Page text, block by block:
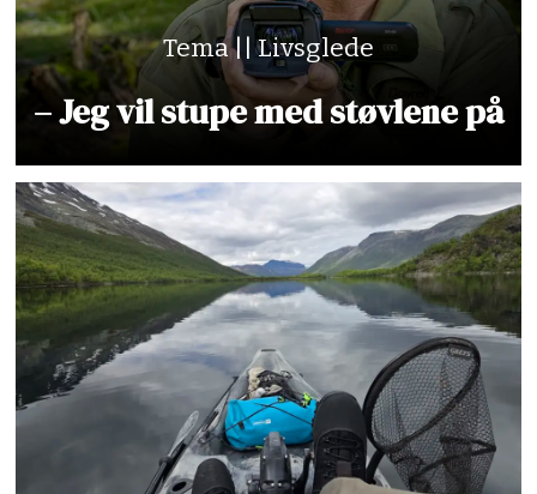
Tema || Livsglede
– Jeg vil stupe med støvlene på